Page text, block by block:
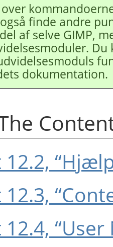
finde andre
af selve GIMP,
dokumentation.
“User